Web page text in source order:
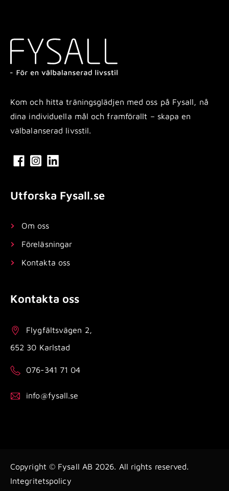
Kom och hitta träningsglädjen med oss på Fysall, nå
dina individuella mål och framförallt – skapa en
välbalanserad livsstil.
Utforska Fysall.se
Om oss
Föreläsningar
Kontakta oss
Kontakta oss
Flygfältsvägen 2,
652 30 Karlstad
076-341 71 04
info@fysall.se
Copyright © Fysall AB 2026. All rights reserved.
Integritetspolicy